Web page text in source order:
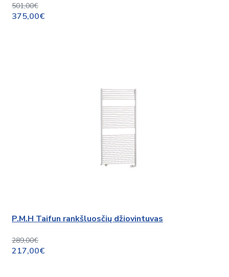
501,00€
375,00€
P.M.H Taifun rankšluosčių džiovintuvas
289,00€
217,00€